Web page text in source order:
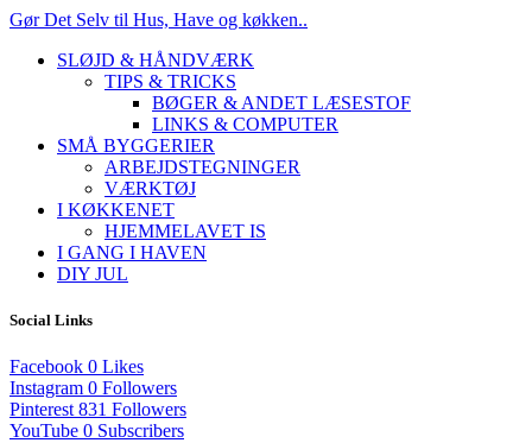
Gør Det Selv til Hus, Have og køkken..
SLØJD & HÅNDVÆRK
TIPS & TRICKS
BØGER & ANDET LÆSESTOF
LINKS & COMPUTER
SMÅ BYGGERIER
ARBEJDSTEGNINGER
VÆRKTØJ
I KØKKENET
HJEMMELAVET IS
I GANG I HAVEN
DIY JUL
Social Links
Facebook 0 Likes
Instagram 0 Followers
Pinterest 831 Followers
YouTube 0 Subscribers